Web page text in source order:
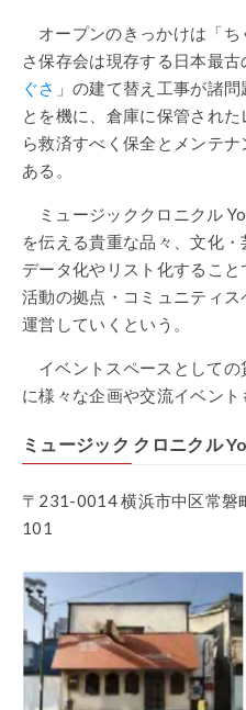
オープンのきっかけは「
さ保存会は現存する日本最
ぐさ 」の建て替え工事が諸
とを機に、倉庫に保管され
ら救済すべく保全とメンテ
ある。
ミュージッククロニクル
を伝える貴重な品々、文化
データ化やリスト化するこ
活動の拠点・コミュニティ
運営していくという。
イベントスペースとして
に様々な企画や交流イベント
ミュージック クロニクル
〒231-0014 横浜市中区常磐
101